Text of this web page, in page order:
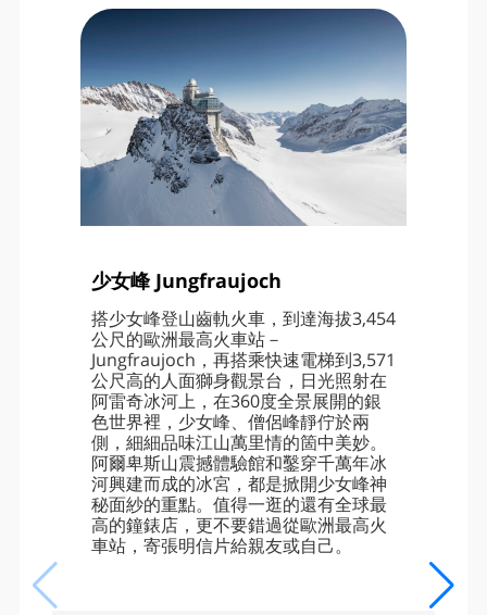
少女峰 Jungfraujoch
搭少女峰登山齒軌火車，到達海拔3,454
公尺的歐洲最高火車站－
Jungfraujoch，再搭乘快速電梯到3,571
公尺高的人面獅身觀景台，日光照射在
阿雷奇冰河上，在360度全景展開的銀
色世界裡，少女峰、僧侶峰靜佇於兩
側，細細品味江山萬里情的箇中美妙。
阿爾卑斯山震撼體驗館和鑿穿千萬年冰
河興建而成的冰宮，都是掀開少女峰神
秘面紗的重點。值得一逛的還有全球最
高的鐘錶店，更不要錯過從歐洲最高火
車站，寄張明信片給親友或自己。